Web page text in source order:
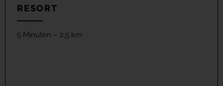
RESORT
5 Minuten – 2,5 km